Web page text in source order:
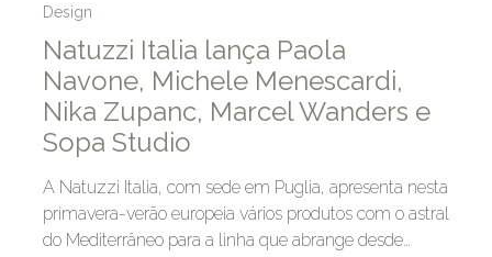
Design
Natuzzi Italia lança Paola
Navone, Michele Menescardi,
Nika Zupanc, Marcel Wanders e
Sopa Studio
A Natuzzi Italia, com sede em Puglia, apresenta nesta
primavera-verão europeia vários produtos com o astral
do Mediterrâneo para a linha que abrange desde…